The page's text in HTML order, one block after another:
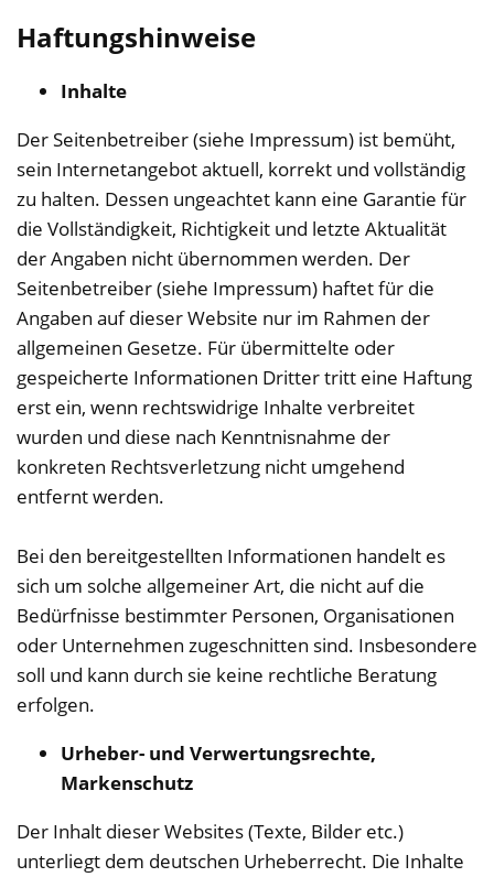
Haftungshinweise
Inhalte
Der Seitenbetreiber (siehe Impressum) ist bemüht,
sein Internetangebot aktuell, korrekt und vollständig
zu halten. Dessen ungeachtet kann eine Garantie für
die Vollständigkeit, Richtigkeit und letzte Aktualität
der Angaben nicht übernommen werden. Der
Seitenbetreiber (siehe Impressum) haftet für die
Angaben auf dieser Website nur im Rahmen der
allgemeinen Gesetze. Für übermittelte oder
gespeicherte Informationen Dritter tritt eine Haftung
erst ein, wenn rechtswidrige Inhalte verbreitet
wurden und diese nach Kenntnisnahme der
konkreten Rechtsverletzung nicht umgehend
entfernt werden.
Bei den bereitgestellten Informationen handelt es
sich um solche allgemeiner Art, die nicht auf die
Bedürfnisse bestimmter Personen, Organisationen
oder Unternehmen zugeschnitten sind. Insbesondere
soll und kann durch sie keine rechtliche Beratung
erfolgen.
Urheber- und Verwertungsrechte,
Markenschutz
Der Inhalt dieser Websites (Texte, Bilder etc.)
unterliegt dem deutschen Urheberrecht. Die Inhalte